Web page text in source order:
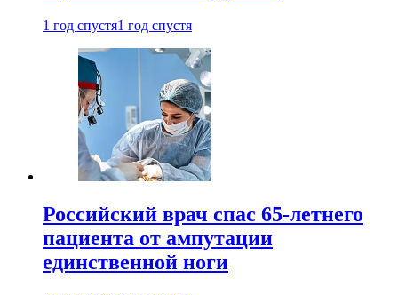
1 год спустя1 год спустя
Российский врач спас 65-летнего
пациента от ампутации
единственной ноги